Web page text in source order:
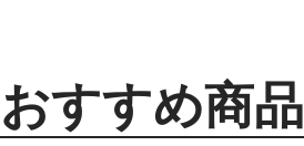
おすすめ商品